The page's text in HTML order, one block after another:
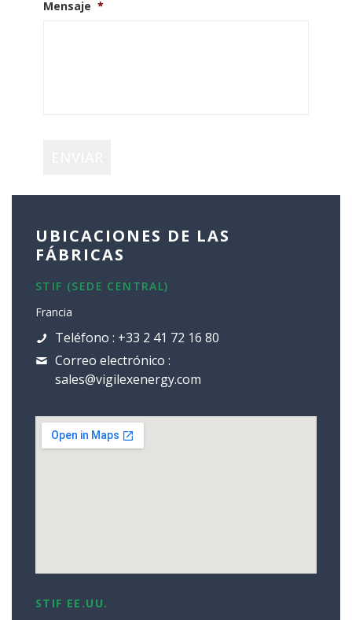
Mensaje *
UBICACIONES DE LAS
FÁBRICAS
STIF (SEDE CENTRAL)
Francia
Teléfono : +33 2 41 72 16 80
Correo electrónico :
sales@vigilexenergy.com
STIF EE.UU.